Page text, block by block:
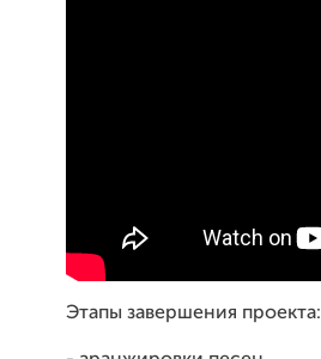
Этапы завершения проекта: